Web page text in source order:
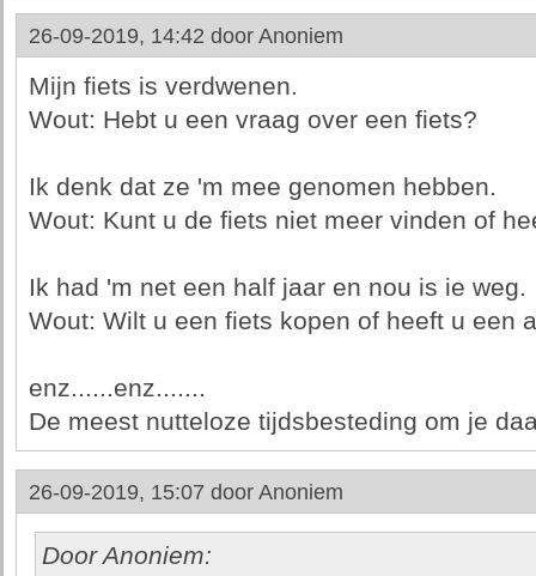
26-09-2019, 14:42 door Anoniem
Mijn fiets is verdwenen.
Wout: Hebt u een vraag over een fiets?
Ik denk dat ze 'm mee genomen hebben.
Wout: Kunt u de fiets niet meer vinden of
Ik had 'm net een half jaar en nou is ie weg.
Wout: Wilt u een fiets kopen of heeft u een
enz......enz.......
De meest nutteloze tijdsbesteding om je
26-09-2019, 15:07 door Anoniem
Door Anoniem: